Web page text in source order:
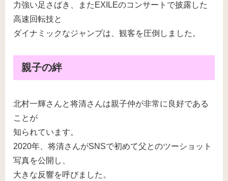
力強い足さばき、またEXILEのコンサートで披露した
高速回転技と
ダイナミックなジャンプは、観客を圧倒しました。
親子の絆
北村一輝さんと将清さんは親子仲が非常に良好である
ことが
知られています。
2020年、将清さんがSNSで初めて父とのツーショット
写真を公開し、
大きな反響を呼びました。